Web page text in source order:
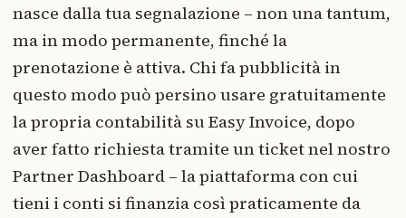
nasce dalla tua segnalazione – non una tantum,
ma in modo permanente, finché la
prenotazione è attiva. Chi fa pubblicità in
questo modo può persino usare gratuitamente
la propria contabilità su Easy Invoice, dopo
aver fatto richiesta tramite un ticket nel nostro
Partner Dashboard – la piattaforma con cui
tieni i conti si finanzia così praticamente da